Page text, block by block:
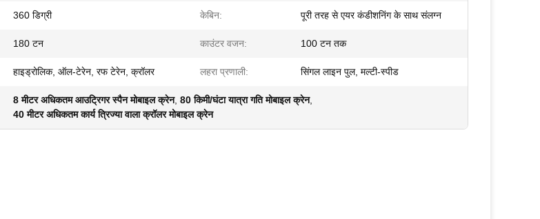
360 डिग्री केबिन: पूरी तरह से एयर कंडीशनिंग के साथ संलग्न
180 टन काउंटर वजन: 100 टन तक
हाइड्रोलिक, ऑल-टेरेन, रफ टेरेन, क्रॉलर लहरा प्रणाली: सिंगल लाइन पुल, मल्टी-स्पीड
8 मीटर अधिकतम आउट्रिगर स्पैन मोबाइल क्रेन, 80 किमी/घंटा यात्रा गति मोबाइल क्रेन,
40 मीटर अधिकतम कार्य त्रिज्या वाला क्रॉलर मोबाइल क्रेन